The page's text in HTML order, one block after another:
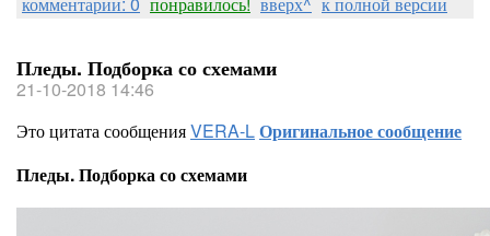
Пледы. Подборка со схемами
21-10-2018 14:46
Это цитата сообщенияVERA-LОригинальное сообщение
Пледы. Подборка со схемами